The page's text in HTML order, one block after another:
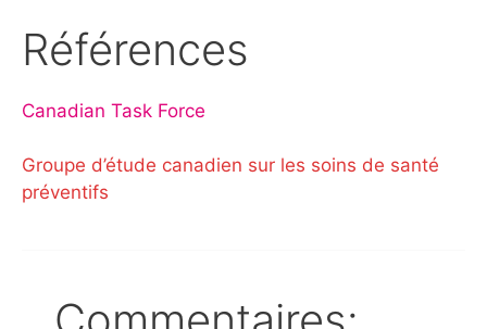
Références
Canadian Task Force
Groupe d’étude canadien sur les soins de santé
préventifs